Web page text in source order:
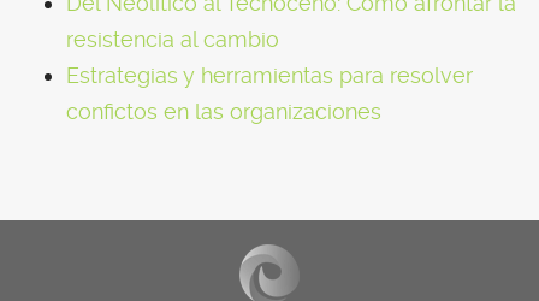
resistencia al cambio
Estrategias y herramientas para resolver
confictos en las organizaciones